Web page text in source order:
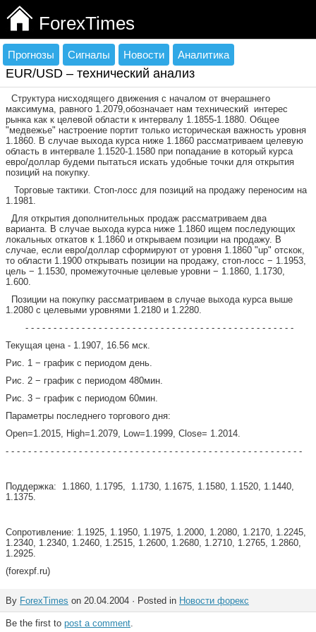
ForexTimes
Прогнозы Сигналы Новости Аналитика
EUR/USD – технический анализ
Структура нисходящего движения с началом от вчерашнего
максимума, равного 1.2079,обозначает нам технический интерес
рынка как к целевой области к интервалу 1.1855-1.1880. Общее
"медвежье" настроение портит только историческая важность уровня
1.1860. В случае выхода курса ниже 1.1860 рассматриваем целевую
область в интервале 1.1520-1.1580 при попадание в который курса
евро/доллар будеми пытаться искать удобные точки для открытия
позиций на покупку.
Торговые тактики. Стоп-лосс для позиций на продажу переносим на
1.1981.
Для открытия дополнительных продаж рассматриваем два
варианта. В случае выхода курса ниже 1.1860 ищем последующих
локальных откатов к 1.1860 и открываем позиции на продажу. В
случае, если евро/доллар сформируют от уровня 1.1860 "up" отскок,
то области 1.1900 открывать позиции на продажу, стоп-лосс − 1.1953,
цель − 1.1530, промежуточные целевые уровни − 1.1860, 1.1730,
1.600.
Позиции на покупку рассматриваем в случае выхода курса выше
1.2080 с целевыми уровнями 1.2180 и 1.2280.
- - - - - - - - - - - - - - - - - - - - - - - - - - - - - - - - - - - - - - - - - - - - - - - -
Текущая цена - 1.1907, 16.56 мск.
Рис. 1 − график с периодом день.
Рис. 2 − график с периодом 480мин.
Рис. 3 − график с периодом 60мин.
Параметры последнего торгового дня:
Open=1.2015, High=1.2079, Low=1.1999, Close= 1.2014.
- - - - - - - - - - - - - - - - - - - - - - - - - - - - - - - - - - - - - - - - - - - - - - - - - - - - -
Поддержка: 1.1860, 1.1795,
1.1730, 1.1675, 1.1580, 1.1520, 1.1440,
1.1375.
Сопротивление: 1.1925, 1.1950, 1.1975, 1.2000, 1.2080, 1.2170, 1.2245,
1.2340, 1.2340, 1.2460, 1.2515, 1.2600, 1.2680, 1.2710, 1.2765, 1.2860,
1.2925.
(forexpf.ru)
By ForexTimes on 20.04.2004 · Posted in Новости форекс
Be the first to post a comment.